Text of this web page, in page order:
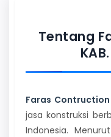
Tentang
Faras Contruction
jasa konstruksi
Indonesia.